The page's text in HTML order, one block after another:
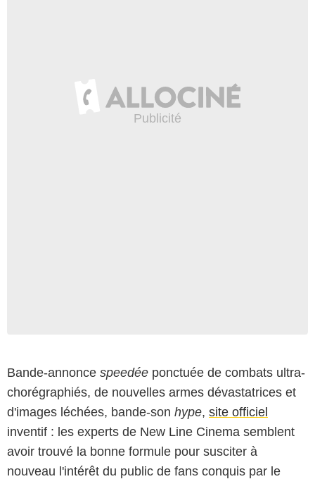
Bande-annonce speedée ponctuée de combats ultra-
chorégraphiés, de nouvelles armes dévastatrices et
d'images léchées, bande-son hype, site officiel
inventif : les experts de New Line Cinema semblent
avoir trouvé la bonne formule pour susciter à
nouveau l'intérêt du public de fans conquis par le